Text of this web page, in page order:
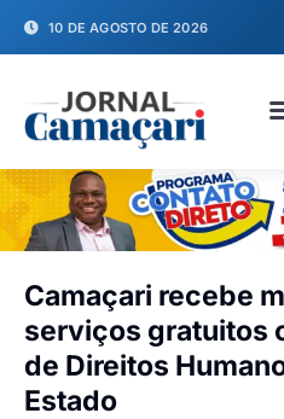
10 DE AGOSTO DE 2026
Camaçari recebe
serviços gratuitos
de Direitos
Estado